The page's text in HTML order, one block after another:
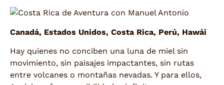
Canadá, Estados Unidos, Costa Rica, Perú, Hawái
Hay quienes no conciben una luna de miel sin
movimiento, sin paisajes impactantes, sin rutas
entre volcanes o montañas nevadas. Y para ellos,